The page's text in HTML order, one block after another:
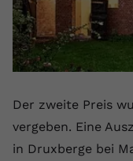
Der zweite Preis
vergeben. Eine
in Druxberge bei